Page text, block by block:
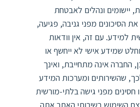
יישומים ונהלים לאבטחת
הסיכונים מפני גניבה, פגיעה,
למידע. עם זה, אין וודאות
שמידע אישי לא ייחשף או
החברה אינה מתחייבת, ואינך
שהשירותים ומערכות המידע
מפני גישה בלתי-מורשית
השימוש בשירותי האתר אתה